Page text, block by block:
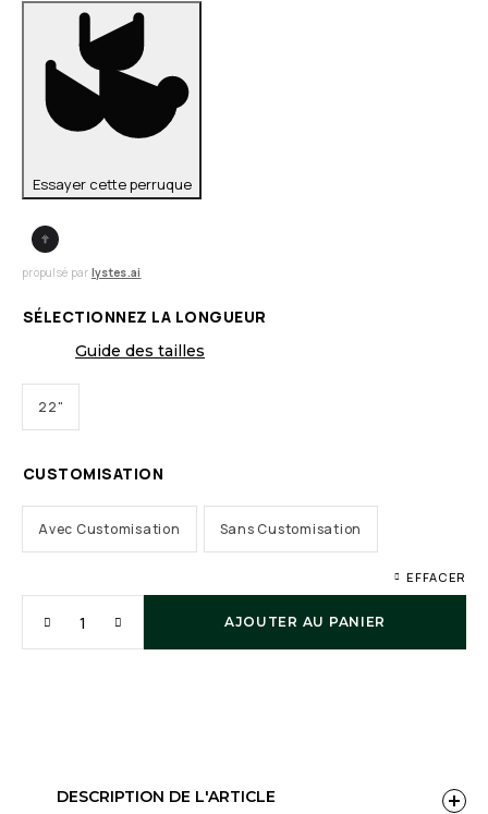
Essayer cette perruque
propulsé par lystes.ai
SÉLECTIONNEZ LA LONGUEUR
Guide des tailles
22"
CUSTOMISATION
Avec Customisation Sans Customisation
EFFACER
AJOUTER AU PANIER
DESCRIPTION DE L'ARTICLE